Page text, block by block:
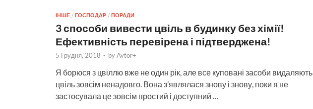
ІНШЕ / ГОСПОДАР / ПОРАДИ
3 способи вивести цвіль в будинку без хімії!
Ефективність перевірена і підтверджена!
5 Грудня, 2018 - byAvtor+
Я борюся з цвіллю вже не один рік, але все куповані засоби видаляють
цвіль зовсім ненадовго. Вона з’являлася знову і знову, поки я не
застосувала це зовсім простий і доступний …